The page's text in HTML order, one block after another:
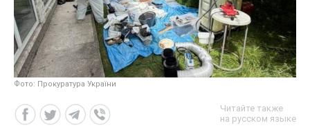
Фото: Прокуратура України
Читайте также
на русском языке